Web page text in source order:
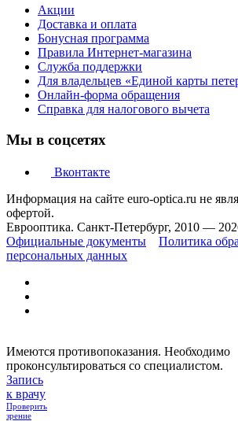
Акции
Доставка и оплата
Бонусная программа
Правила Интернет-магазина
Служба поддержки
Для владельцев «Единой карты
Онлайн-форма обращения
Справка для налогового вычета
Мы в соцсетях
Вконтакте
Информация на сайте euro-optica.ru не
офертой.
Еврооптика. Санкт-Петербург, 2010 —
Официальные документы
Политика
персональных данных
Имеются противопоказания. Необходимо
проконсультироваться со специалистом.
Запись
к врачу
Проверить
зрение